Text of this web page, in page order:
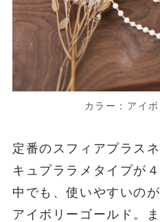
カラー：アイ
定番のスフィアプラス
キュプララメタイプが
中でも、使いやすいの
アイボリーゴールド。